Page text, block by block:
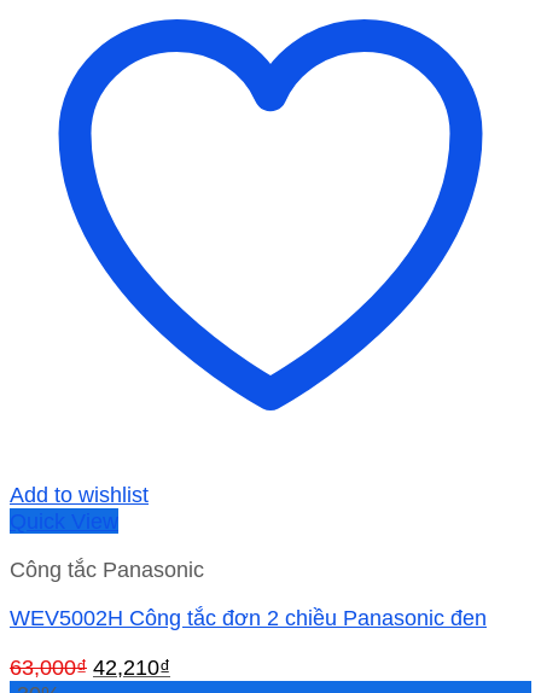
Add to wishlist
Quick View
Công tắc Panasonic
WEV5002H Công tắc đơn 2 chiều Panasonic đen
63,000₫ Giá
42,210₫